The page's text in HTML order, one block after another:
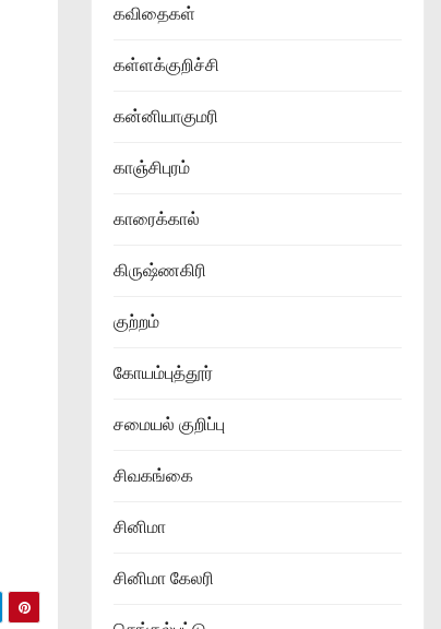
கவிதைகள்
கள்ளக்குறிச்சி
கன்னியாகுமரி
காஞ்சிபுரம்
காரைக்கால்
கிருஷ்ணகிரி
குற்றம்
கோயம்புத்தூர்
சமையல் குறிப்பு
சிவகங்கை
சினிமா
சினிமா கேலரி